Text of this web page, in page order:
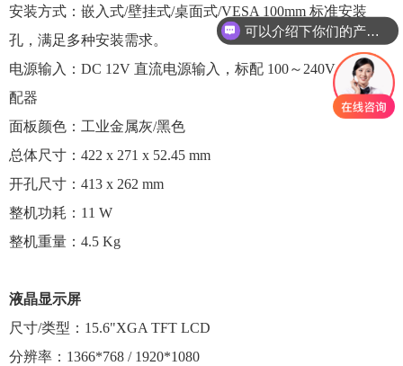
安装方式：嵌入式/壁挂式/桌面式/VESA 100mm 标准安装
孔，满足多种安装需求。
电源输入：DC 12V 直流电源输入，标配 100～240V 电源适
配器
面板颜色：工业金属灰/黑色
总体尺寸：422 x 271 x 52.45 mm
开孔尺寸：413 x 262 mm
整机功耗：11 W
整机重量：4.5 Kg
液晶显示屏
尺寸/类型：15.6"XGA TFT LCD
分辨率： 1366*768 / 1920*1080
可以介绍下你们的产品么？
你们是怎么收费的呢？